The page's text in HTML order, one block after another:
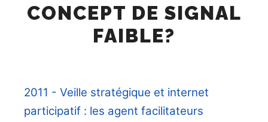
CONCEPT DE SIGNAL
FAIBLE?
2011 - Veille stratégique et internet
participatif : les agent facilitateurs